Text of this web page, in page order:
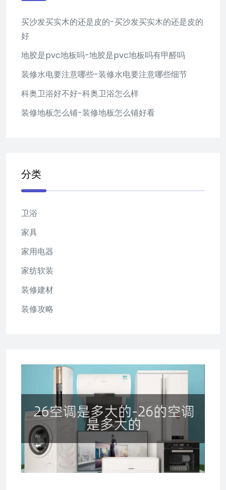
买沙发买实木的还是皮的-买沙发买实木的还是皮的
好
地胶是pvc地板吗-地胶是pvc地板吗有甲醛吗
装修水电要注意哪些-装修水电要注意哪些细节
科奥卫浴好不好-科奥卫浴怎么样
装修地板怎么铺-装修地板怎么铺好看
分类
卫浴
家具
家用电器
家纺软装
装修建材
装修攻略